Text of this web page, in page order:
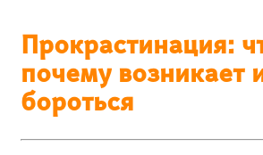
Прокрастинация:
почему возникает
бороться